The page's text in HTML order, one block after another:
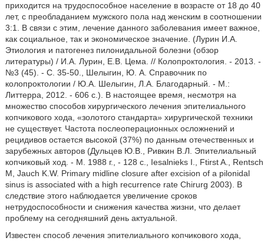
приходится на трудоспособное население в возрасте от 18 до 40
лет, с преобладанием мужского пола над женским в соотношении
3:1. В связи с этим, лечение данного заболевания имеет важное,
как социальное, так и экономическое значение. (Лурин И.А.
Этиология и патогенез пилонидальной болезни (обзор
литературы) / И.А. Лурин, Е.В. Цема. // Колопроктология. - 2013. -
№3 (45). - С. 35-50., Шелыгин, Ю. А. Справочник по
колопроктологии / Ю.А. Шелыгин, Л.А. Благодарный. - М.:
Литтерра, 2012. - 606 с.). В настоящее время, несмотря на
множество способов хирургического лечения эпителиального
копчикового хода, «золотого стандарта» хирургической техники
не существует. Частота послеоперационных осложнений и
рецидивов остается высокой (37%) по данным отечественных и
зарубежных авторов (Дульцев Ю.В., Ривкин В.Л. Эпителиальный
копчиковый ход. - М. 1988 г., - 128 с., Iesalnieks I., Ftirst A., Rentsch
М, Jauch K.W. Primary midline closure after excision of a pilonidal
sinus is associated with a high recurrence rate Chirurg 2003). В
следствие этого наблюдается увеличение сроков
нетрудоспособности и снижения качества жизни, что делает
проблему на сегодняшний день актуальной.
Известен способ лечения эпителиального копчикового хода,